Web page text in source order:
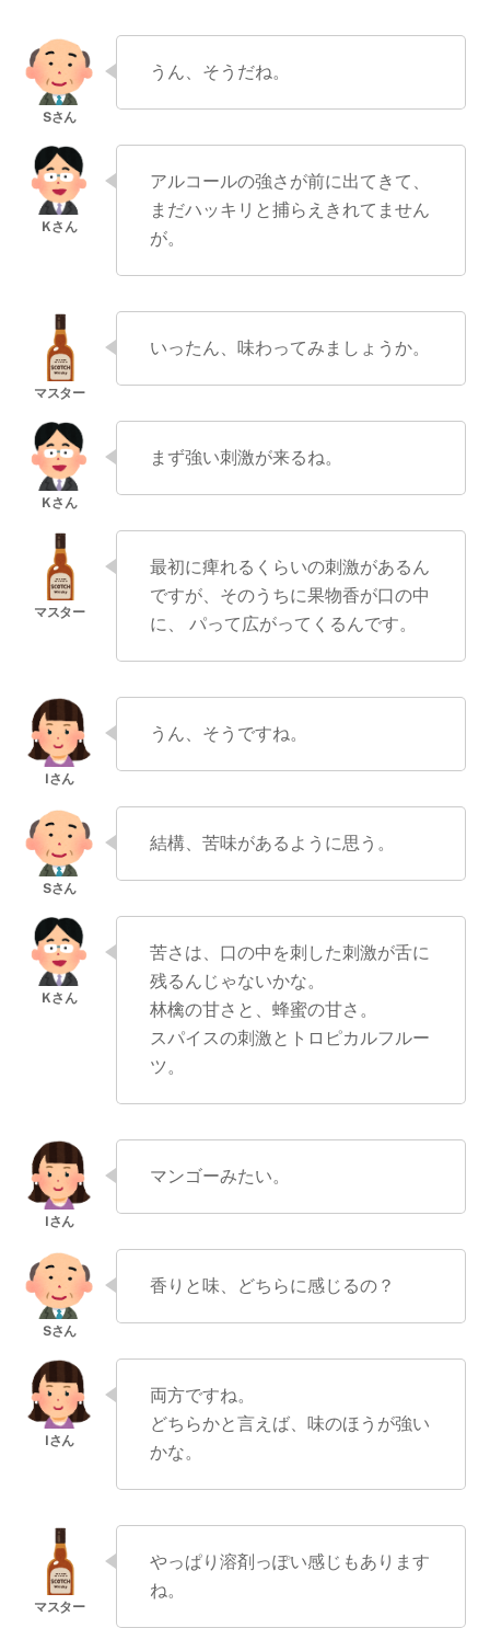
うん、そうだね。
アルコールの強さが前に出てきて、
まだハッキリと捕らえきれてません
が。
いったん、味わってみましょうか。
まず強い刺激が来るね。
最初に痺れるくらいの刺激があるん
ですが、そのうちに果物香が口の中
に、 パって広がってくるんです。
うん、そうですね。
結構、苦味があるように思う。
苦さは、口の中を刺した刺激が舌に
残るんじゃないかな。
林檎の甘さと、蜂蜜の甘さ。
スパイスの刺激とトロピカルフルー
ツ。
マンゴーみたい。
香りと味、どちらに感じるの？
両方ですね。
どちらかと言えば、味のほうが強い
かな。
やっぱり溶剤っぽい感じもあります
ね。